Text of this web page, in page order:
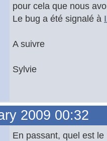
pour cela que nous
Le bug a été signalé à
A suivre
Sylvie
2009 00:32
En passant, quel est